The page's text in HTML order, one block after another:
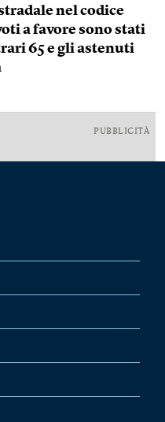
nel codice
a favore sono stati
65 e gli astenuti
PUBBLICITÀ